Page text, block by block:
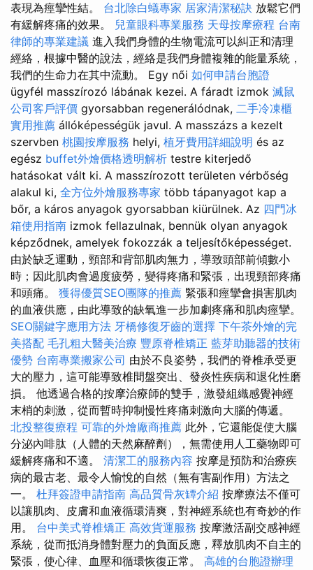
表現為痙攣性結。 台北除白蟻專家 居家清潔秘訣 放鬆它們
有緩解疼痛的效果。 兒童眼科專業服務 天母按摩療程 台南
律師的專業建議 進入我們身體的生物電流可以糾正和清理
經絡，根據中醫的說法，經絡是我們身體複雜的能量系統，
我們的生命力在其中流動。 Egy női 如何申請台胞證
ügyfél masszírozó lábának kezei. A fáradt izmok 滅鼠
公司客戶評價 gyorsabban regenerálódnak, 二手冷凍櫃
實用推薦 állóképességük javul. A masszázs a kezelt
szervben 桃園按摩服務 helyi, 植牙費用詳細說明 és az
egész buffet外燴價格透明解析 testre kiterjedő
hatásokat vált ki. A masszírozott területen vérbőség
alakul ki, 全方位外燴服務專家 több tápanyagot kap a
bőr, a káros anyagok gyorsabban kiürülnek. Az 四門冰
箱使用指南 izmok fellazulnak, bennük olyan anyagok
képződnek, amelyek fokozzák a teljesítőképességet.
由於缺乏運動，頸部和背部肌肉無力，導致頭部前傾數小
時；因此肌肉會過度疲勞，變得疼痛和緊張，出現頸部疼痛
和頭痛。 獲得優質SEO團隊的推薦 緊張和痙攣會損害肌肉
的血液供應，由此導致的缺氧進一步加劇疼痛和肌肉痙攣。
SEO關鍵字應用方法 牙橋修復牙齒的選擇 下午茶外燴的完
美搭配 毛孔粗大醫美治療 豐原脊椎矯正 藍芽助聽器的技術
優勢 台南專業搬家公司 由於不良姿勢，我們的脊椎承受更
大的壓力，這可能導致椎間盤突出、發炎性疾病和退化性磨
損。 他透過合格的按摩治療師的雙手，激發組織感覺神經
末梢的刺激，從而暫時抑制慢性疼痛刺激向大腦的傳遞。
北投整復療程 可靠的外燴廠商推薦 此外，它還能促使大腦
分泌內啡肽（人體的天然麻醉劑），無需使用人工藥物即可
緩解疼痛和不適。 清潔工的服務內容 按摩是預防和治療疾
病的最古老、最令人愉悅的自然（無有害副作用）方法之
一。 杜拜簽證申請指南 高品質骨灰罈介紹 按摩療法不僅可
以讓肌肉、皮膚和血液循環清爽，對神經系統也有奇妙的作
用。 台中美式脊椎矯正 高效貨運服務 按摩激活副交感神經
系統，從而抵消身體對壓力的負面反應，釋放肌肉不自主的
緊張，使心律、血壓和循環恢復正常。 高雄的台胞證辦理